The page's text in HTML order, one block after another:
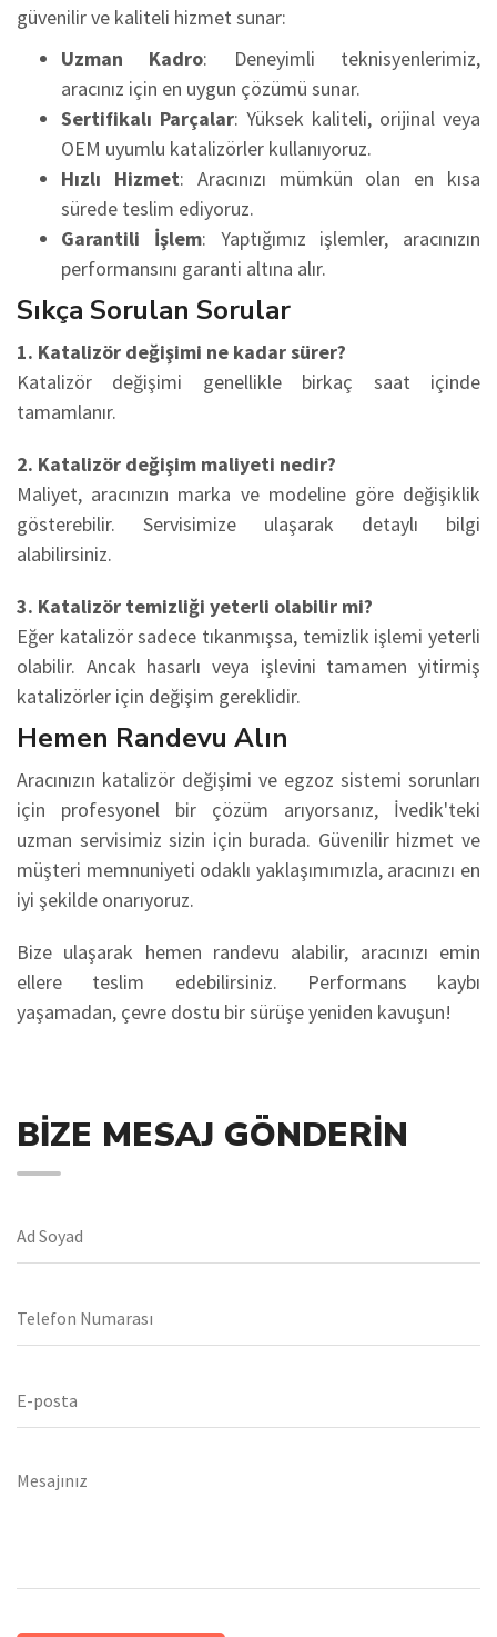
güvenilir ve kaliteli hizmet sunar:
Uzman Kadro: Deneyimli teknisyenlerimiz,
aracınız için en uygun çözümü sunar.
Sertifikalı Parçalar: Yüksek kaliteli, orijinal veya
OEM uyumlu katalizörler kullanıyoruz.
Hızlı Hizmet: Aracınızı mümkün olan en kısa
sürede teslim ediyoruz.
Garantili İşlem: Yaptığımız işlemler, aracınızın
performansını garanti altına alır.
Sıkça Sorulan Sorular
1. Katalizör değişimi ne kadar sürer?
Katalizör değişimi genellikle birkaç saat içinde
tamamlanır.
2. Katalizör değişim maliyeti nedir?
Maliyet, aracınızın marka ve modeline göre değişiklik
gösterebilir. Servisimize ulaşarak detaylı bilgi
alabilirsiniz.
3. Katalizör temizliği yeterli olabilir mi?
Eğer katalizör sadece tıkanmışsa, temizlik işlemi yeterli
olabilir. Ancak hasarlı veya işlevini tamamen yitirmiş
katalizörler için değişim gereklidir.
Hemen Randevu Alın
Aracınızın katalizör değişimi ve egzoz sistemi sorunları
için profesyonel bir çözüm arıyorsanız, İvedik'teki
uzman servisimiz sizin için burada. Güvenilir hizmet ve
müşteri memnuniyeti odaklı yaklaşımımızla, aracınızı en
iyi şekilde onarıyoruz.
Bize ulaşarak hemen randevu alabilir, aracınızı emin
ellere teslim edebilirsiniz. Performans kaybı
yaşamadan, çevre dostu bir sürüşe yeniden kavuşun!
BIZE MESAJ GÖNDERIN